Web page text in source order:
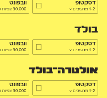
דסקטופ
1-2 מחשבים
וובפונט
30,000 צפיות עמודים
בולד
דסקטופ
1-2 מחשבים
וובפונט
30,000 צפיות עמודים
אולטרה־בולד
דסקטופ
1-2 מחשבים
וובפונט
30,000 צפיות עמודים